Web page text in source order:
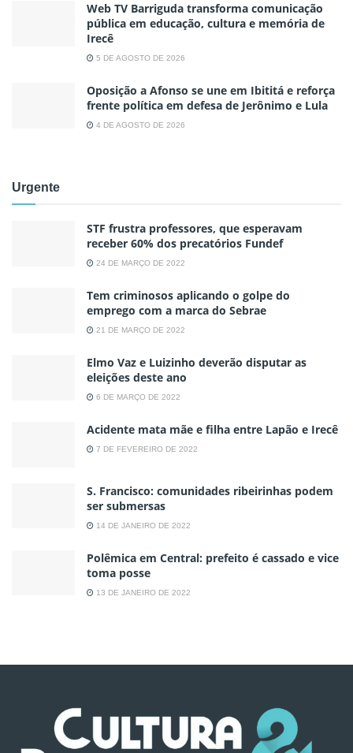
Web TV Barriguda transforma comunicação
pública em educação, cultura e memória de
Irecê
5 DE AGOSTO DE 2026
Oposição a Afonso se une em Ibititá e reforça
frente política em defesa de Jerônimo e Lula
4 DE AGOSTO DE 2026
Urgente
STF frustra professores, que esperavam
receber 60% dos precatórios Fundef
24 DE MARÇO DE 2022
Tem criminosos aplicando o golpe do
emprego com a marca do Sebrae
21 DE MARÇO DE 2022
Elmo Vaz e Luizinho deverão disputar as
eleições deste ano
6 DE MARÇO DE 2022
Acidente mata mãe e filha entre Lapão e Irecê
7 DE FEVEREIRO DE 2022
S. Francisco: comunidades ribeirinhas podem
ser submersas
14 DE JANEIRO DE 2022
Polêmica em Central: prefeito é cassado e vice
toma posse
13 DE JANEIRO DE 2022